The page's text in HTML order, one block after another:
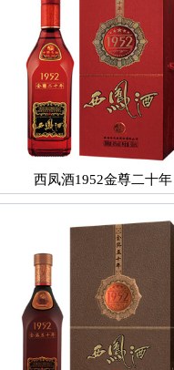
西凤酒1952金尊二十年